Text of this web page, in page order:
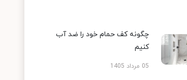
چگونه کف حمام خود را ضد آب
کنیم
05 مرداد 1405